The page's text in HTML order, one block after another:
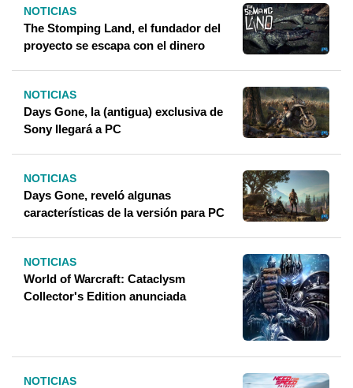
NOTICIAS
The Stomping Land, el fundador del
proyecto se escapa con el dinero
NOTICIAS
Days Gone, la (antigua) exclusiva de
Sony llegará a PC
NOTICIAS
Days Gone, reveló algunas
características de la versión para PC
NOTICIAS
World of Warcraft: Cataclysm
Collector's Edition anunciada
NOTICIAS